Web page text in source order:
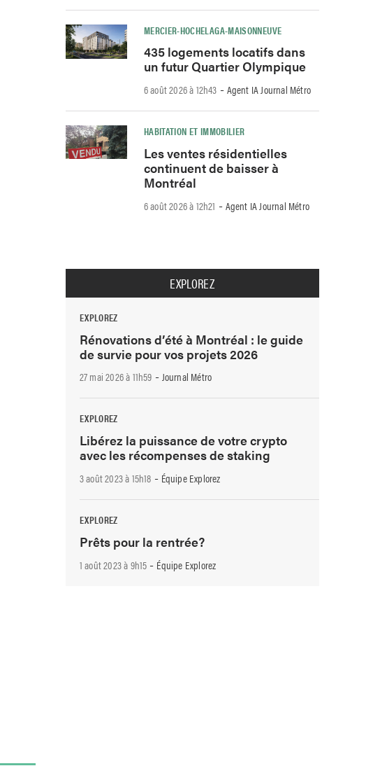
MERCIER-HOCHELAGA-MAISONNEUVE
435 logements locatifs dans
un futur Quartier Olympique
6 août 2026 à 12h43 -Agent IA Journal Métro
HABITATION ET IMMOBILIER
Les ventes résidentielles
continuent de baisser à
Montréal
6 août 2026 à 12h21 -Agent IA Journal Métro
EXPLOREZ
EXPLOREZ
Rénovations d’été à Montréal : le guide
de survie pour vos projets 2026
27 mai 2026 à 11h59 -Journal Métro
EXPLOREZ
Libérez la puissance de votre crypto
avec les récompenses de staking
3 août 2023 à 15h18 - Équipe Explorez
EXPLOREZ
Prêts pour la rentrée?
1 août 2023 à 9h15 - Équipe Explorez